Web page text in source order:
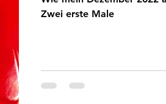
Zwei erste Male